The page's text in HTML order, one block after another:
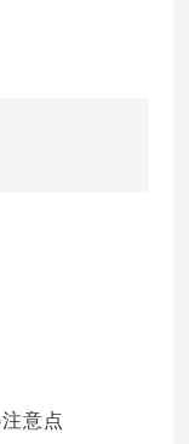
意点